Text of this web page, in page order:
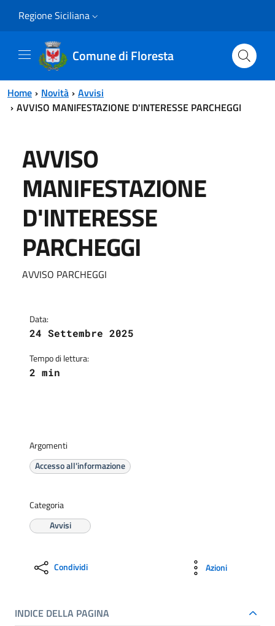
Regione Siciliana
Comune di Floresta
Home Novità
Avvisi
AVVISO MANIFESTAZIONE D'INTERESSE PARCHEGGI
AVVISO
MANIFESTAZIONE
D'INTERESSE
PARCHEGGI
AVVISO PARCHEGGI
Data:
24 Settembre 2025
Tempo di lettura:
2 min
Argomenti
Accesso all'informazione
Categoria
Avvisi
Condividi Azioni
INDICE DELLA PAGINA